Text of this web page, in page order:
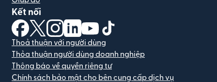
Kết nối
(mở trong cửa sổ mới)
(mở trong cửa sổ mới)
(mở trong cửa sổ mới)
(mở trong cửa sổ mới)
(mở trong cửa sổ mới)
Thoả thuận với người dùng
Thỏa thuận người dùng doanh nghiệp
Thông báo về quyền riêng tư
Chính sách bảo mật cho bên cung cấp dịch vụ